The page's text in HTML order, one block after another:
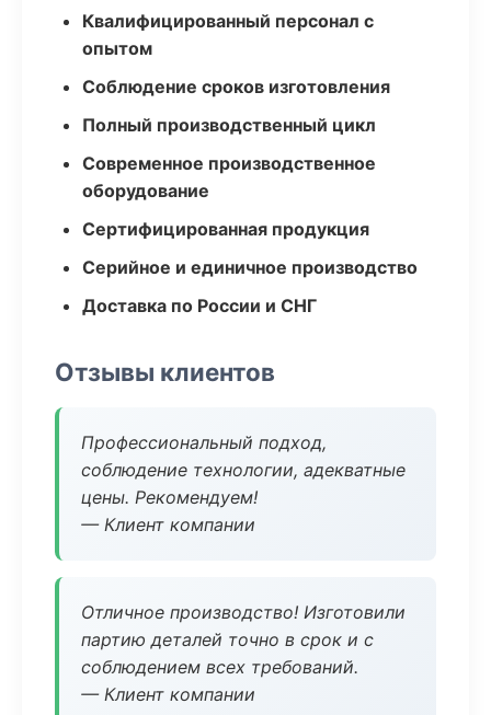
Квалифицированный персонал с
опытом
Соблюдение сроков изготовления
Полный производственный цикл
Современное производственное
оборудование
Сертифицированная продукция
Серийное и единичное производство
Доставка по России и СНГ
Отзывы клиентов
Профессиональный подход,
соблюдение технологии, адекватные
цены. Рекомендуем!
— Клиент компании
Отличное производство! Изготовили
партию деталей точно в срок и с
соблюдением всех требований.
— Клиент компании